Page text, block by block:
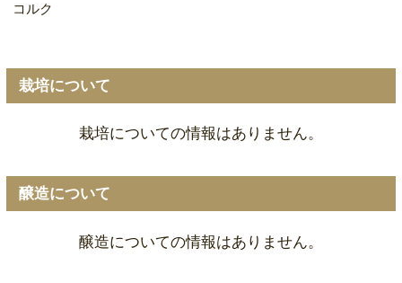
コルク
栽培について
栽培についての情報はありません。
醸造について
醸造についての情報はありません。